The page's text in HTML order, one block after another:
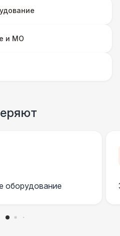
и МО
оборудование